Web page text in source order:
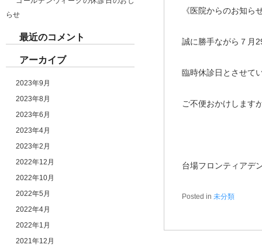
らせ
最近のコメント
アーカイブ
2023年9月
2023年8月
2023年6月
2023年4月
2023年2月
2022年12月
2022年10月
2022年5月
2022年4月
2022年1月
2021年12月
《医院からのお知ら
誠に勝手ながら７月
臨時休診日とさせて
ご不便おかけします
台場フロンティアデ
Posted in 未分類